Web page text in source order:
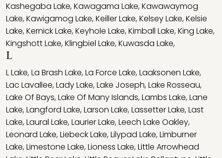
Kashegaba Lake,Kawagama Lake,Kawawaymog
Lake,Kawigamog Lake,Keiller Lake,Kelsey Lake,Kelsie
Lake,Kernick Lake,Keyhole Lake,Kimball Lake,King Lake,
Kingshott Lake,Klingbiel Lake,Kuwasda Lake,
L
L Lake,La Brash Lake,La Force Lake,Laaksonen Lake,
Lac Lavallee,Lady Lake,Lake Joseph,Lake Rosseau,
Lake Of Bays,Lake Of Many Islands,Lambs Lake,Lane
Lake,Langford Lake,Larson Lake,Lassetter Lake,Last
Lake,Laural Lake,Laurier Lake,Leech Lake Oakley,
Leonard Lake,Liebeck Lake,Lilypad Lake,Limburner
Lake,Limestone Lake,Lioness Lake,Little Arrowhead